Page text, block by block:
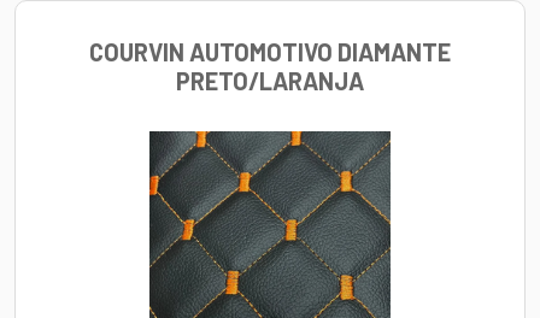
COURVIN AUTOMOTIVO DIAMANTE
PRETO/LARANJA